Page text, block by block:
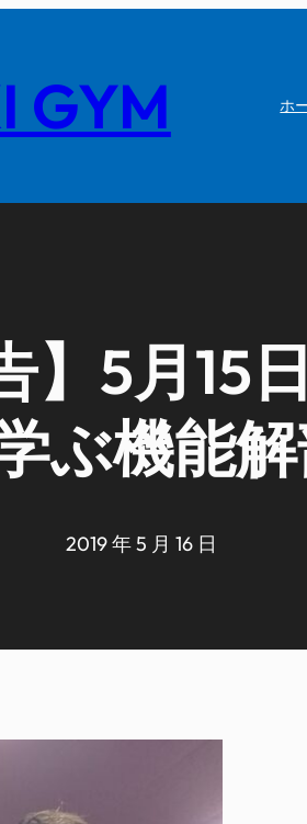
GYM ホ
】5月15
ぶ機能
2019 年 5 月 16 日